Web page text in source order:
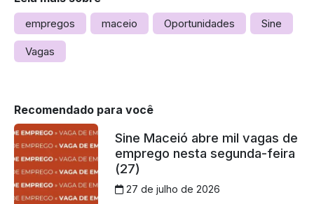
empregos maceio Oportunidades Sine
Vagas
Recomendado para você
Sine Maceió abre mil vagas de
emprego nesta segunda-feira
(27)
27 de julho de 2026